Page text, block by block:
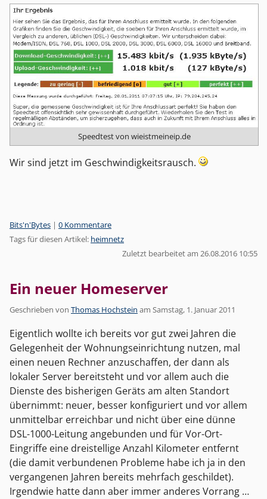
Speedtest von wieistmeineip.de
Wir sind jetzt im Geschwindigkeitsrausch.
Kategorien:
Bits'n'Bytes | 0 Kommentare
Tags für diesen Artikel: heimnetz
Zuletzt bearbeitet am 26.08.2016 10:55
Ein neuer Homeserver
Geschrieben von Thomas Hochstein am Samstag, 1. Januar 2011
Eigentlich wollte ich bereits vor gut zwei Jahren die
Gelegenheit der Wohnungseinrichtung nutzen, mal
einen neuen Rechner anzuschaffen, der dann als
lokaler Server bereitsteht und vor allem auch die
Dienste des bisherigen Geräts am alten Standort
übernimmt: neuer, besser konfiguriert und vor allem
unmittelbar erreichbar und nicht über eine dünne
DSL-1000-Leitung angebunden und für Vor-Ort-
Eingriffe eine dreistellige Anzahl Kilometer entfernt
(die damit verbundenen Probleme habe ich ja in den
vergangenen Jahren bereits mehrfach geschildet).
Irgendwie hatte dann aber immer anderes Vorrang …